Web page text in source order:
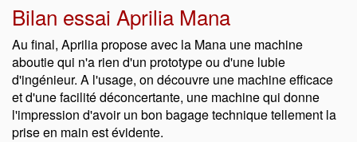
Bilan essai Aprilia Mana
Au final, Aprilia propose avec la Mana une machine
aboutie qui n'a rien d'un prototype ou d'une lubie
d'ingénieur. A l'usage, on découvre une machine efficace
et d'une facilité déconcertante, une machine qui donne
l'impression d'avoir un bon bagage technique tellement la
prise en main est évidente.